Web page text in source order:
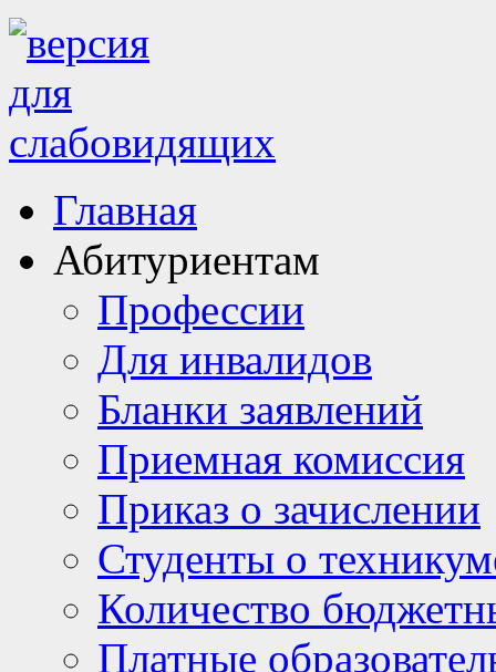
Главная
Абитуриентам
Профессии
Для инвалидов
Бланки заявлений
Приемная комиссия
Приказ о зачислении
Студенты о
Количество
Платные